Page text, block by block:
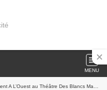
MENU
au Théâtre Des Blancs Manteaux, nous y étions !